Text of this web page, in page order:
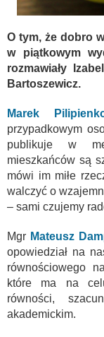
O tym, że dobro
w piątkowym
rozmawiały
Bartoszewicz.
Marek
przypadkowym
publikuje w
mieszkańców są
mówi im miłe
walczyć o
– sami czujemy
Mgr Mateusz
opowiedział na
równościowego
które ma na
równości,
akademickim.